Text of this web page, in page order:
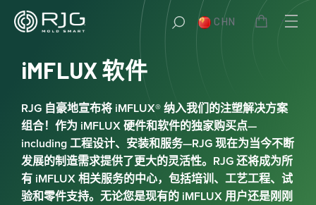
CHN
iMFLUX 软件
RJG 自豪地宣布将 iMFLUX® 纳入我们的注塑解决方案
组合！作为 iMFLUX 硬件和软件的独家购买点—
including 工程设计、安装和服务—RJG 现在为当今不断
发展的制造需求提供了更大的灵活性。RJG 还将成为所
有 iMFLUX 相关服务的中心，包括培训、工艺工程、试
验和零件支持。无论您是现有的 iMFLUX 用户还是刚刚